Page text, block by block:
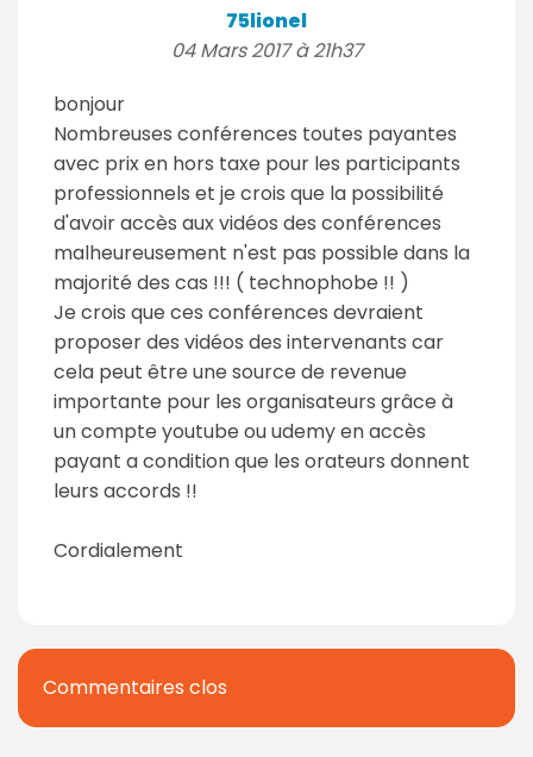
75lionel
04 Mars 2017 à 21h37
bonjour
Nombreuses conférences toutes payantes
avec prix en hors taxe pour les participants
professionnels et je crois que la possibilité
d'avoir accès aux vidéos des conférences
malheureusement n'est pas possible dans la
majorité des cas !!! ( technophobe !! )
Je crois que ces conférences devraient
proposer des vidéos des intervenants car
cela peut être une source de revenue
importante pour les organisateurs grâce à
un compte youtube ou udemy en accès
payant a condition que les orateurs donnent
leurs accords !!
Cordialement
Commentaires clos